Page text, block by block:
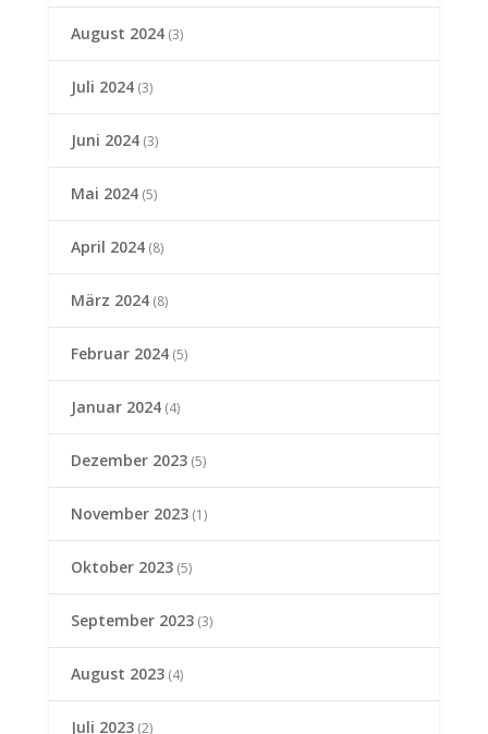
August 2024(3)
Juli 2024(3)
Juni 2024(3)
Mai 2024(5)
April 2024(8)
März 2024(8)
Februar 2024(5)
Januar 2024(4)
Dezember 2023(5)
November 2023(1)
Oktober 2023(5)
September 2023(3)
August 2023(4)
Juli 2023(2)